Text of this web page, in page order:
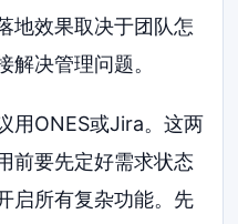
地效果取决于团队怎
解决管理问题。
用ONES或Jira。这两
前要先定好需求状态
启所有复杂功能。先